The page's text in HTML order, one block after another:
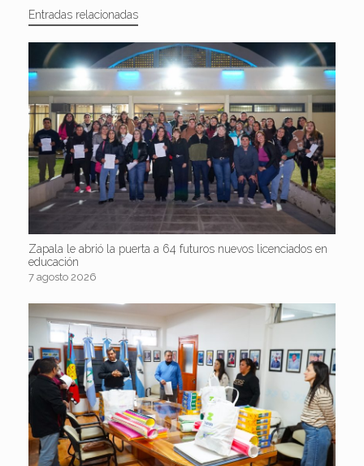
Entradas relacionadas
Zapala le abrió la puerta a 64 futuros nuevos licenciados en
educación
7 agosto 2026